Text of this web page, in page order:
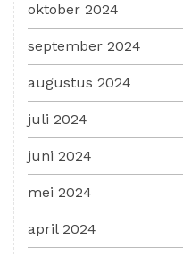
oktober 2024
september 2024
augustus 2024
juli 2024
juni 2024
mei 2024
april 2024